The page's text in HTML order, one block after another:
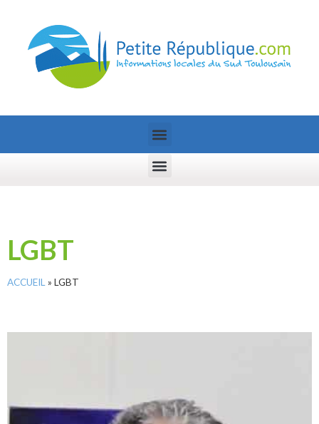
LGBT
ACCUEIL » LGBT